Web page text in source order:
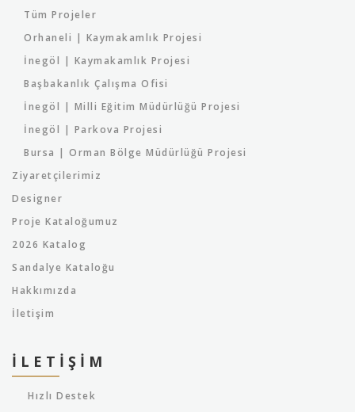
Tüm Projeler
Orhaneli | Kaymakamlık Projesi
İnegöl | Kaymakamlık Projesi
Başbakanlık Çalışma Ofisi
İnegöl | Milli Eğitim Müdürlüğü Projesi
İnegöl | Parkova Projesi
Bursa | Orman Bölge Müdürlüğü Projesi
Ziyaretçilerimiz
Designer
Proje Kataloğumuz
2026 Katalog
Sandalye Kataloğu
Hakkımızda
İletişim
İLETIŞIM
Hızlı Destek